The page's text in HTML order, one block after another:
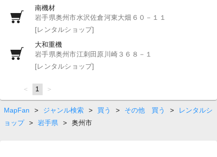
南機材
岩手県奥州市水沢佐倉河東大畑６０－１１
[レンタルショップ]
大和重機
岩手県奥州市江刺田原川崎３６８－１
[レンタルショップ]
page
You're
on
page
1 page
MapFan > ジャンル検索 > 買う > その他 買う >
レンタルシ
ョップ
> 岩手県 > 奥州市